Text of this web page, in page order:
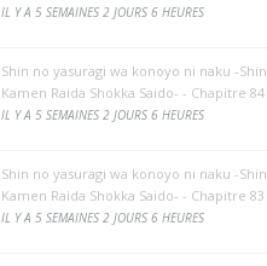
IL Y A 5 SEMAINES 2 JOURS 6 HEURES
Shin no yasuragi wa konoyo ni naku -Shin
Kamen Raida Shokka Saido- - Chapitre 84
IL Y A 5 SEMAINES 2 JOURS 6 HEURES
Shin no yasuragi wa konoyo ni naku -Shin
Kamen Raida Shokka Saido- - Chapitre 83
IL Y A 5 SEMAINES 2 JOURS 6 HEURES